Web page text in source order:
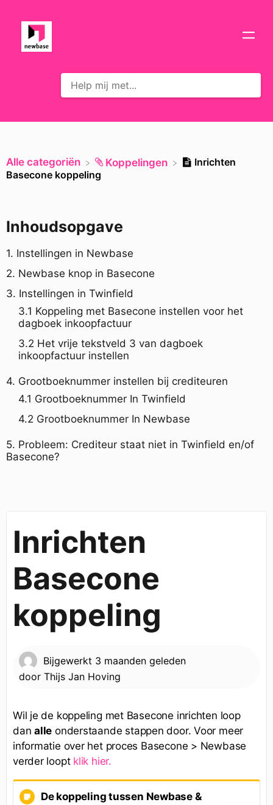
Inhoudsopgave
1. Instellingen in Newbase
2. Newbase knop in Basecone
3. Instellingen in Twinfield
3.1 Koppeling met Basecone instellen voor het
dagboek inkoopfactuur
3.2 Het vrije tekstveld 3 van dagboek
inkoopfactuur instellen
4. Grootboeknummer instellen bij crediteuren
4.1 Grootboeknummer In Twinfield
4.2 Grootboeknummer In Newbase
5. Probleem: Crediteur staat niet in Twinfield en/of
Basecone?
Alle categoriën ​Koppelingen
Inrichten
Basecone koppeling
Inrichten
Basecone
koppeling
Bijgewerkt 3 maanden geleden
door Thijs Jan Hoving
Wil je de koppeling met Basecone inrichten loop
danalle onderstaande stappen door. Voor meer
informatie over het proces Basecone > Newbase
verder loopt klik hier.
De koppeling tussen Newbase &